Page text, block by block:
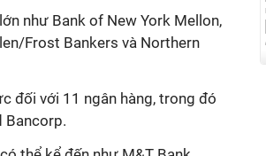
như Bank of New York Mellon,
Frost Bankers và Northern
đối với 11 ngân hàng, trong đó
Bancorp.